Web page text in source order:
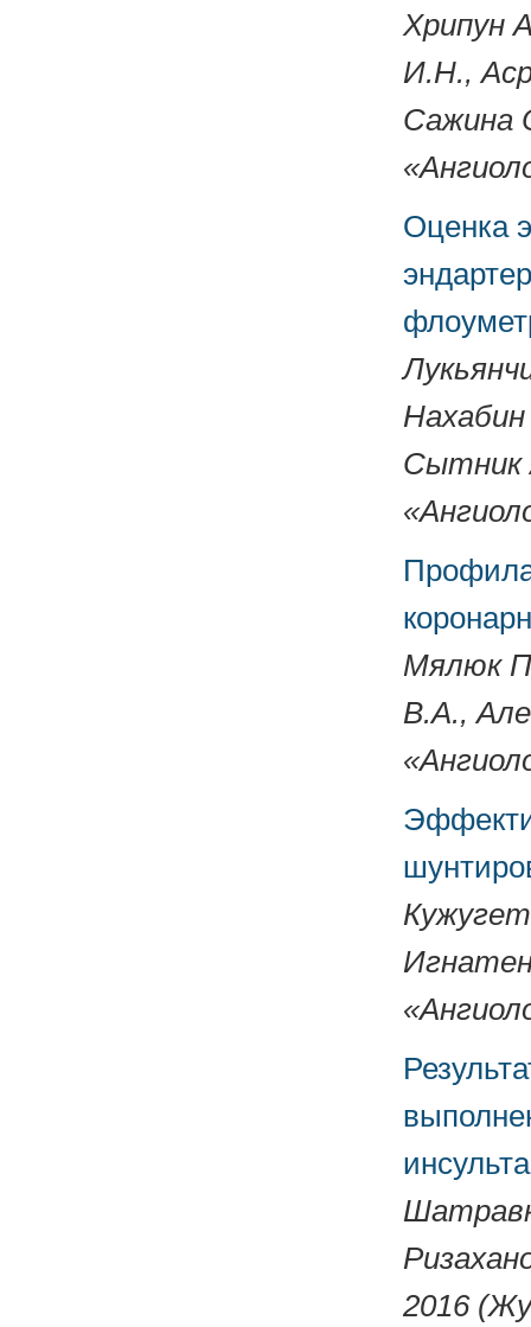
Хрипун
И.Н.,
Сажина
Оценка
Сытник
Мялюк
В.А.,
инсульта
2016